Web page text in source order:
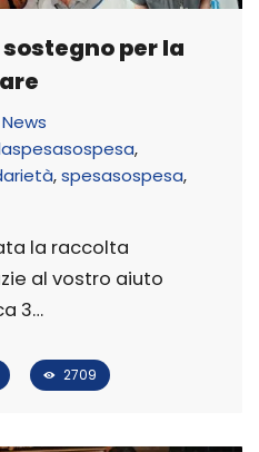
per la
News
,
,spesasospesa,
la raccolta
al vostro aiuto
3…
2709